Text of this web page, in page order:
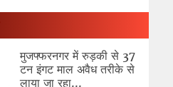
मुजफ्फरनगर में रुड़की से 37
टन इंगट माल अवैध तरीके से
लाया जा रहा...